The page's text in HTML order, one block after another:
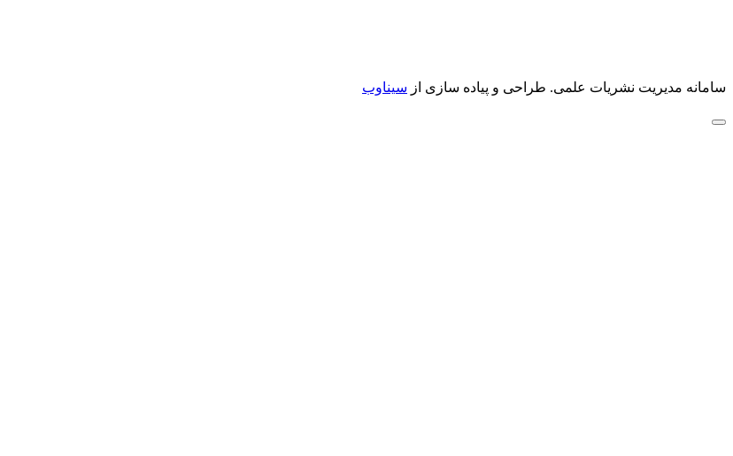
سامانه مدیریت نشریات علمی. طراحی و پیاده سازی از سیناوب